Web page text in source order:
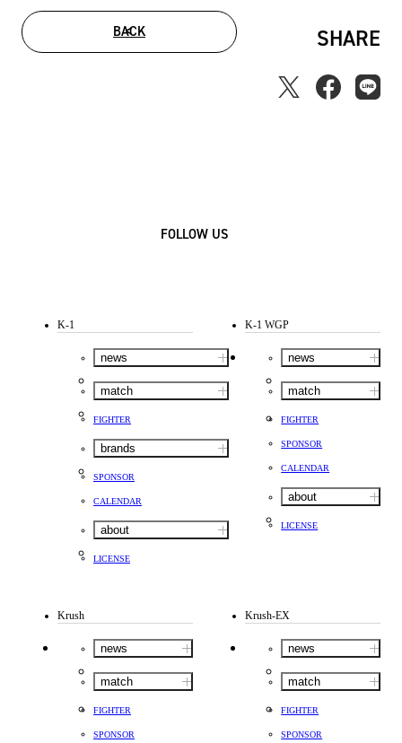
BACK SHARE
FOLLOW US
K-1
news
match
FIGHTER
brands
SPONSOR
CALENDAR
about
LICENSE
K-1 WGP
news
match
FIGHTER
SPONSOR
CALENDAR
about
LICENSE
Krush
news
match
FIGHTER
SPONSOR
Krush-EX
news
match
FIGHTER
SPONSOR